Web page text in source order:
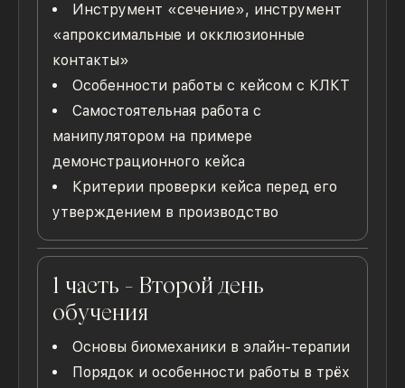
Инструмент «сечение», инструмент
«апроксимальные и окклюзионные
контакты»
Особенности работы с кейсом с КЛКТ
Самостоятельная работа с
манипулятором на примере
демонстрационного кейса
Критерии проверки кейса перед его
утверждением в производство
1 часть - Второй день
обучения
Основы биомеханики в элайн-терапии
Порядок и особенности работы в трёх